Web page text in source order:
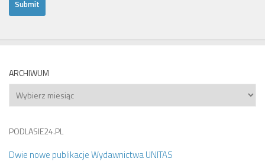
ARCHIWUM
Archiwum
PODLASIE24.PL
Dwie nowe publikacje Wydawnictwa UNITAS